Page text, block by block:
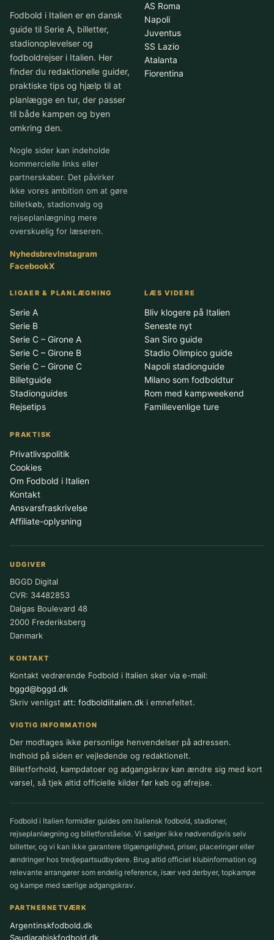
Fodbold i Italien er en dansk
guide til Serie A, billetter,
stadionoplevelser og
fodboldrejser i Italien. Her
finder du redaktionelle guider,
praktiske tips og hjælp til at
planlægge en tur, der passer
til både kampen og byen
omkring den.
Nogle sider kan indeholde
kommercielle links eller
partnerskaber. Det påvirker
ikke vores ambition om at gøre
billetkøb, stadionvalg og
rejseplanlægning mere
overskuelig for læseren.
NyhedsbrevInstagram
FacebookX
AS Roma
Napoli
Juventus
SS Lazio
Atalanta
Fiorentina
LIGAER & PLANLÆGNING
Serie A
Serie B
Serie C – Girone A
Serie C – Girone B
Serie C – Girone C
Billetguide
Stadionguides
Rejsetips
LÆS VIDERE
Bliv klogere på Italien
Seneste nyt
San Siro guide
Stadio Olimpico guide
Napoli stadionguide
Milano som fodboldtur
Rom med kampweekend
Familievenlige ture
PRAKTISK
Privatlivspolitik
Cookies
Om Fodbold i Italien
Kontakt
Ansvarsfraskrivelse
Affiliate-oplysning
UDGIVER
BGGD Digital
CVR: 34482853
Dalgas Boulevard 48
2000 Frederiksberg
Danmark
KONTAKT
Kontakt vedrørende Fodbold i Italien sker via e-mail:
bggd@bggd.dk
Skriv venligst att: fodboldiitalien.dk i emnefeltet.
VIGTIG INFORMATION
Der modtages ikke personlige henvendelser på adressen.
Indhold på siden er vejledende og redaktionelt.
Billetforhold, kampdatoer og adgangskrav kan ændre sig med kort
varsel, så tjek altid officielle kilder før køb og afrejse.
Fodbold i Italien formidler guides om italiensk fodbold, stadioner,
rejseplanlægning og billetforståelse. Vi sælger ikke nødvendigvis selv
billetter, og vi kan ikke garantere tilgængelighed, priser, placeringer eller
ændringer hos tredjepartsudbydere. Brug altid officiel klubinformation og
relevante arrangører som endelig reference, især ved derbyer, topkampe
og kampe med særlige adgangskrav.
PARTNERNETVÆRK
Argentinskfodbold.dk
Saudiarabiskfodbold.dk